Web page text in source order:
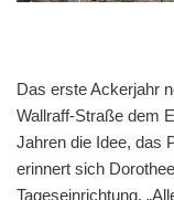
Das erste Ackerjahr
Wallraff-Straße dem
Jahren die Idee, das
erinnert sich
Tageseinrichtung.